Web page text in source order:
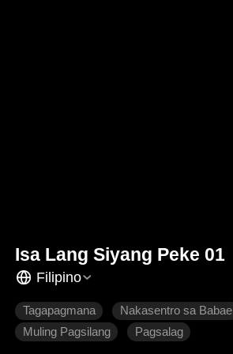
Isa Lang Siyang Peke 01
Filipino
Tagapagmana
Nakasentro sa Babae
Muling Pagsilang
Pagsalag